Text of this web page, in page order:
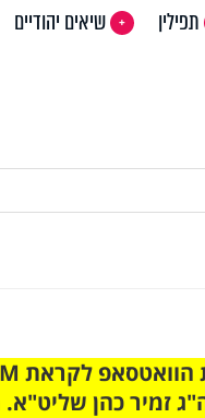
תפילין שיאים יהודיים
זמיר כהן